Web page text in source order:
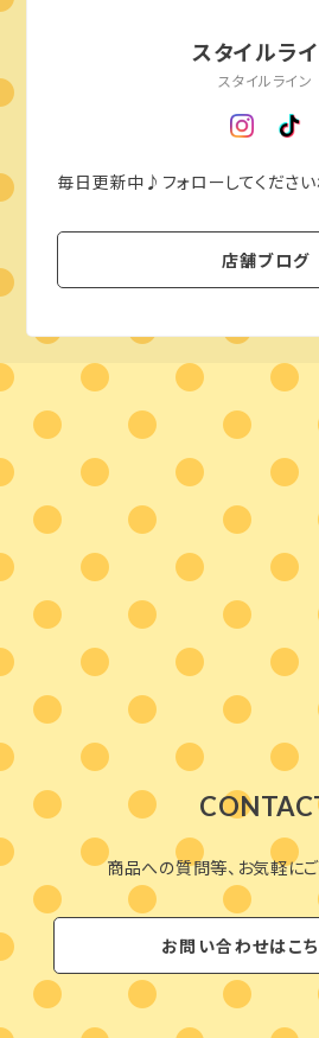
スタイルラ
スタイルライン
毎日更新中♪フォローしてくださ
店舗ブログ
商品への質問等、お気軽にご
お問い合わせはこ